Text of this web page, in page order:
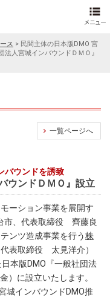
ス > 民間主体の日本版DMO 宮
人宮城インバウンドＤＭＯ』
一覧ページへ
バウンドを誘致
ウンドＤＭＯ』設立
ーション事業を展開す
市、代表取締役 齊藤良
ンツ造成事業を行う株
表取締役 太見洋介）
本版DMO『一般社団法
）に設立いたします。
城インバウンドDMO推